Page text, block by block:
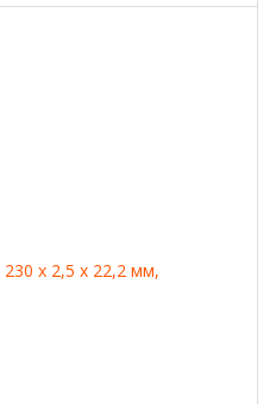
х 2,5 х 22,2 мм,